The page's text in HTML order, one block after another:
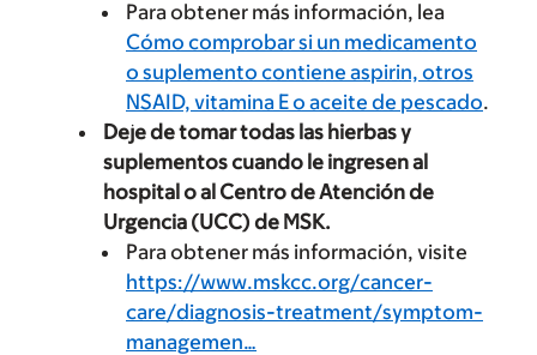
Para obtener más información, lea
Cómo comprobar si un medicamento
o suplemento contiene aspirin, otros
NSAID, vitamina E o aceite de pescado.
Deje de tomar todas las hierbas y
suplementos cuando le ingresen al
hospital o al Centro de Atención de
Urgencia (UCC) de MSK.
Para obtener más información, visite
https://www.mskcc.org/cancer-
care/diagnosis-treatment/symptom-
managemen…